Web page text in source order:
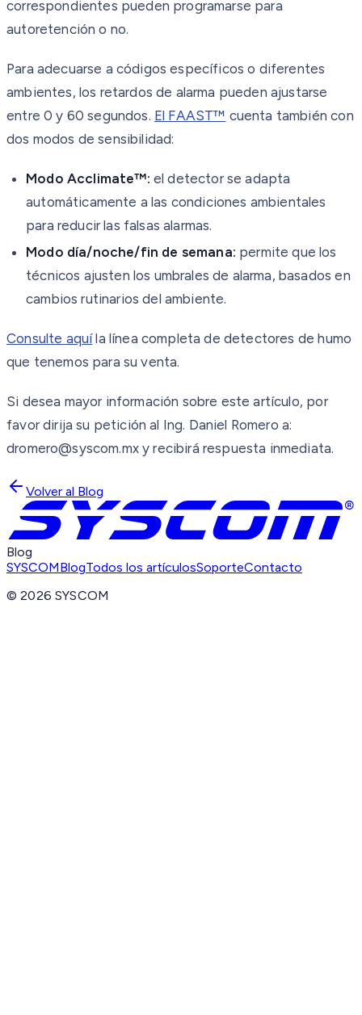
correspondientes pueden programarse para
autoretención o no.
Para adecuarse a códigos específicos o diferentes
ambientes, los retardos de alarma pueden ajustarse
entre 0 y 60 segundos. El FAAST™ cuenta también con
dos modos de sensibilidad:
Modo Acclimate™: el detector se adapta
automáticamente a las condiciones ambientales
para reducir las falsas alarmas.
Modo día/noche/fin de semana: permite que los
técnicos ajusten los umbrales de alarma, basados en
cambios rutinarios del ambiente.
Consulte aquíla línea completa de detectores de humo
que tenemos para su venta.
Si desea mayor información sobre este artículo, por
favor dirija su petición al Ing. Daniel Romero a:
dromero@syscom.mx y recibirá respuesta inmediata.
Volver al Blog
Blog
SYSCOMBlogTodos los artículosSoporteContacto
©2026 SYSCOM